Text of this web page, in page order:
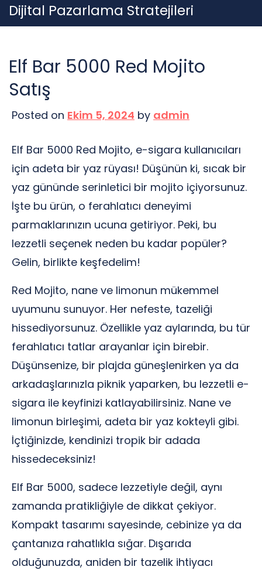
Skip
to
Dijital Pazarlama Stratejileri
Elf Bar 5000 Red Mojito
Satış
Posted on Ekim 5, 2024 by admin
Elf Bar 5000 Red Mojito, e-sigara kullanıcıları
için adeta bir yaz rüyası! Düşünün ki, sıcak bir
yaz gününde serinletici bir mojito içiyorsunuz.
İşte bu ürün, o ferahlatıcı deneyimi
parmaklarınızın ucuna getiriyor. Peki, bu
lezzetli seçenek neden bu kadar popüler?
Gelin, birlikte keşfedelim!
Red Mojito, nane ve limonun mükemmel
uyumunu sunuyor. Her nefeste, tazeliği
hissediyorsunuz. Özellikle yaz aylarında, bu tür
ferahlatıcı tatlar arayanlar için birebir.
Düşünsenize, bir plajda güneşlenirken ya da
arkadaşlarınızla piknik yaparken, bu lezzetli e-
sigara ile keyfinizi katlayabilirsiniz. Nane ve
limonun birleşimi, adeta bir yaz kokteyli gibi.
İçtiğinizde, kendinizi tropik bir adada
hissedeceksiniz!
Elf Bar 5000, sadece lezzetiyle değil, aynı
zamanda pratikliğiyle de dikkat çekiyor.
Kompakt tasarımı sayesinde, cebinize ya da
çantanıza rahatlıkla sığar. Dışarıda
olduğunuzda, aniden bir tazelik ihtiyacı